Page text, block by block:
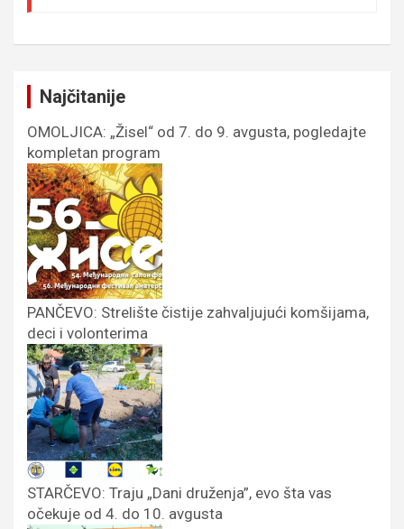
Najčitanije
OMOLJICA: „Žisel“ od 7. do 9. avgusta, pogledajte
kompletan program
PANČEVO: Strelište čistije zahvaljujući komšijama,
deci i volonterima
STARČEVO: Traju „Dani druženja”, evo šta vas
očekuje od 4. do 10. avgusta